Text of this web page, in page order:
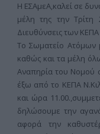
Η ΕΣΑμεΑ,καλεί σε
μέλη της την
Διευθύνσεις των
Το Σωματείο Ατόμων
καθώς και τα μέλη
Αναπηρία του Νομού
έξω από το ΚΕΠΑ
και ώρα
δηλώσουμε την
αφορά την